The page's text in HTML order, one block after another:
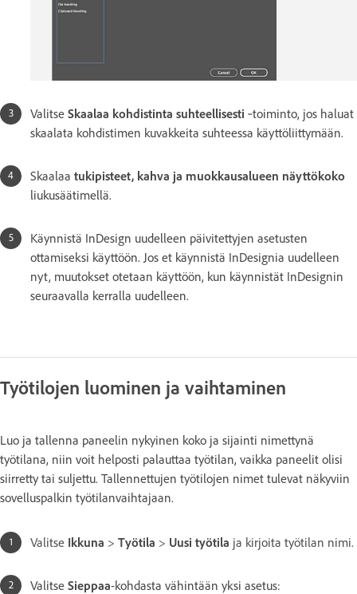
Valitse Skaalaa kohdistinta suhteellisesti ‑toiminto, jos haluat
skaalata kohdistimen kuvakkeita suhteessa käyttöliittymään.
Skaalaa tukipisteet, kahva ja muokkausalueen näyttökoko
liukusäätimellä.
Käynnistä InDesign uudelleen päivitettyjen asetusten
ottamiseksi käyttöön. Jos et käynnistä InDesignia uudelleen
nyt, muutokset otetaan käyttöön, kun käynnistät InDesignin
seuraavalla kerralla uudelleen.
Työtilojen luominen ja vaihtaminen
Luo ja tallenna paneelin nykyinen koko ja sijainti nimettynä
työtilana, niin voit helposti palauttaa työtilan, vaikka paneelit olisi
siirretty tai suljettu. Tallennettujen työtilojen nimet tulevat näkyviin
sovelluspalkin työtilanvaihtajaan.
Valitse Ikkuna > Työtila > Uusi työtila ja kirjoita työtilan nimi.
Valitse Sieppaa-kohdasta vähintään yksi asetus: